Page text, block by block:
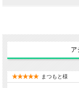
ア
まつもと様